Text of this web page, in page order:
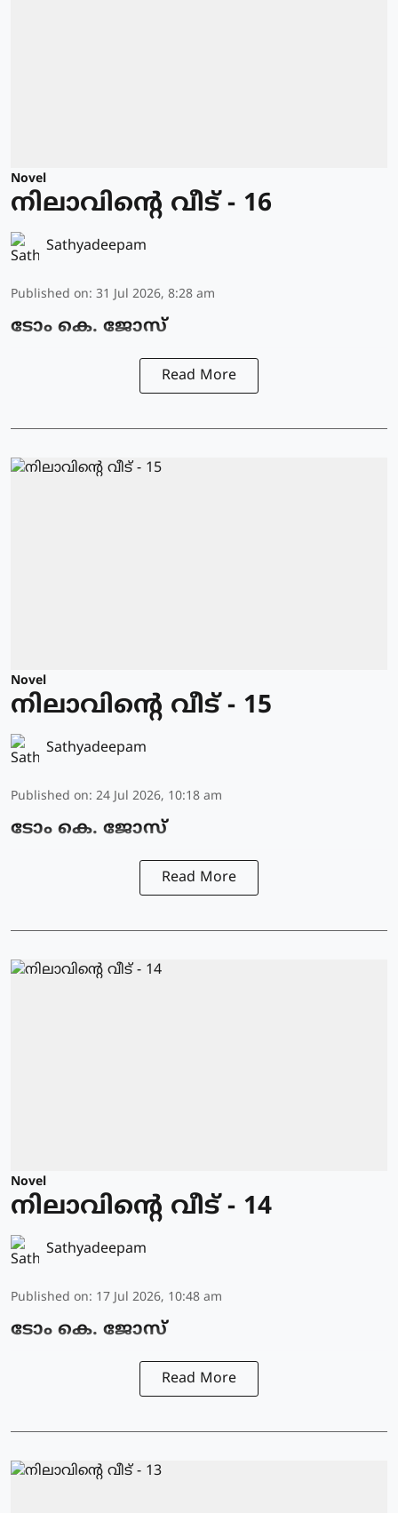
Novel
നിലാവിന്റെ വീട് - 16
Sathyadeepam
Published on: 31 Jul 2026, 8:28 am
ടോം കെ. ജോസ്
Read More
Novel
നിലാവിന്റെ വീട് - 15
Sathyadeepam
Published on: 24 Jul 2026, 10:18 am
ടോം കെ. ജോസ്
Read More
Novel
നിലാവിന്റെ വീട് - 14
Sathyadeepam
Published on: 17 Jul 2026, 10:48 am
ടോം കെ. ജോസ്
Read More